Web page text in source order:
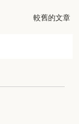
較舊的文章